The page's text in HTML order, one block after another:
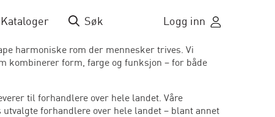
Kataloger Søk Logg inn
harmoniske rom der mennesker trives. Vi
kombinerer form, farge og funksjon – for både
til forhandlere over hele landet. Våre
forhandlere over hele landet – blant annet